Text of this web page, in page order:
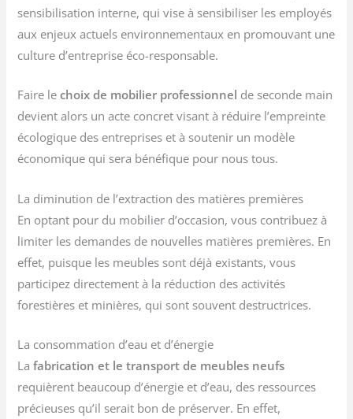
sensibilisation interne, qui vise à sensibiliser les employés
aux enjeux actuels environnementaux en promouvant une
culture d’entreprise éco-responsable.
Faire lechoix de mobilier professionnel de seconde main
devient alors un acte concret visant à réduire l’empreinte
écologique des entreprises et à soutenir un modèle
économique qui sera bénéfique pour nous tous.
La diminution de l’extraction des matières premières
En optant pour du mobilier d’occasion, vous contribuez à
limiter les demandes de nouvelles matières premières. En
effet, puisque les meubles sont déjà existants, vous
participez directement à la réduction des activités
forestières et minières, qui sont souvent destructrices.
La consommation d’eau et d’énergie
Lafabrication et le transport de meubles neufs
requièrent beaucoup d’énergie et d’eau, des ressources
précieuses qu’il serait bon de préserver. En effet,